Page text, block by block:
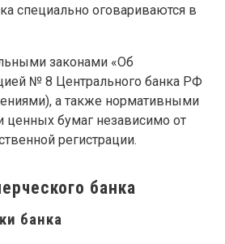
специально оговариваются в
законами «Об
№ 8 Центрального банка РФ
а также нормативными
ценных бумаг независимо от
регистрации.
банка
банка